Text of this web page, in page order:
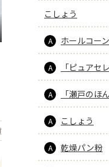
もっと見る
こしょう
A ホールコー
A 「ピュアセ
A 「瀬戸のほ
A こしょう
A 乾燥パン粉